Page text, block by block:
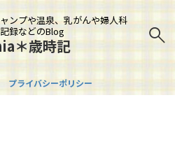
ンプや温泉、乳がんや婦人科
録などのBlog
＊歳時記
プライバシーポリシー